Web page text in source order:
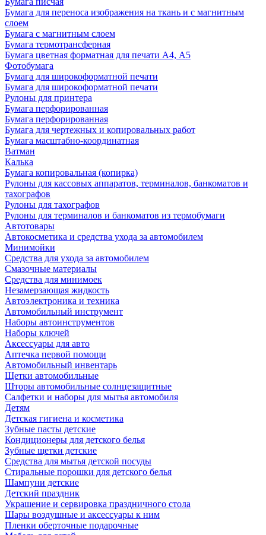
Бумага для переноса изображения на ткань и с магнитным
слоем
Бумага с магнитным слоем
Бумага термотрансферная
Бумага цветная форматная для печати А4, А5
Фотобумага
Бумага для широкоформатной печати
Бумага для широкоформатной печати
Рулоны для принтера
Бумага перфорированная
Бумага перфорированная
Бумага для чертежных и копировальных работ
Бумага масштабно-координатная
Ватман
Калька
Бумага копировальная (копирка)
Рулоны для кассовых аппаратов, терминалов, банкоматов и
тахографов
Рулоны для тахографов
Рулоны для терминалов и банкоматов из термобумаги
Автотовары
Автокосметика и средства ухода за автомобилем
Минимойки
Средства для ухода за автомобилем
Смазочные материалы
Средства для минимоек
Незамерзающая жидкость
Автоэлектроника и техника
Автомобильный инструмент
Наборы автоинструментов
Наборы ключей
Аксессуары для авто
Аптечка первой помощи
Автомобильный инвентарь
Щетки автомобильные
Шторы автомобильные солнцезащитные
Салфетки и наборы для мытья автомобиля
Детям
Детская гигиена и косметика
Зубные пасты детские
Кондиционеры для детского белья
Зубные щетки детские
Средства для мытья детской посуды
Стиральные порошки для детского белья
Шампуни детские
Детский праздник
Украшение и сервировка праздничного стола
Шары воздушные и аксессуары к ним
Пленки оберточные подарочные